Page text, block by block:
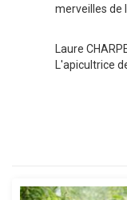
merveilles de
Laure
L'apicultrice